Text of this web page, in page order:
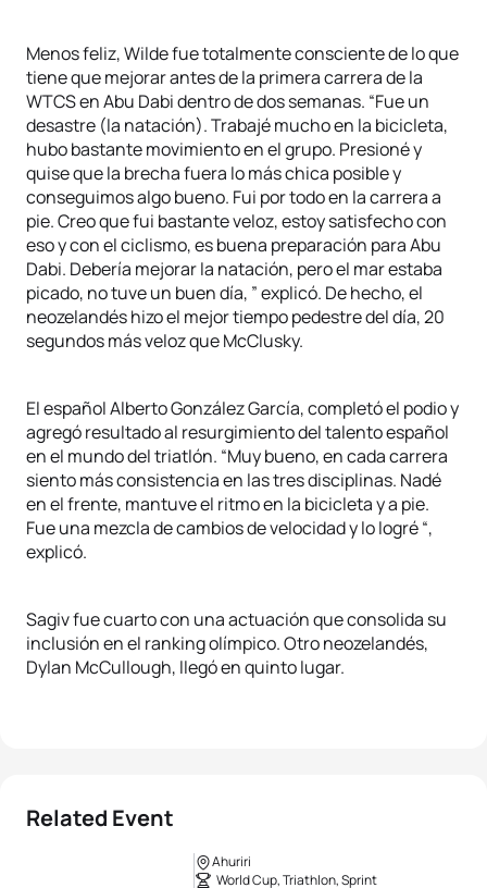
Menos feliz, Wilde fue totalmente consciente de lo que
tiene que mejorar antes de la primera carrera de la
WTCS en Abu Dabi dentro de dos semanas. “Fue un
desastre (la natación). Trabajé mucho en la bicicleta,
hubo bastante movimiento en el grupo. Presioné y
quise que la brecha fuera lo más chica posible y
conseguimos algo bueno. Fui por todo en la carrera a
pie. Creo que fui bastante veloz, estoy satisfecho con
eso y con el ciclismo, es buena preparación para Abu
Dabi. Debería mejorar la natación, pero el mar estaba
picado, no tuve un buen día, ” explicó. De hecho, el
neozelandés hizo el mejor tiempo pedestre del día, 20
segundos más veloz que McClusky.
El español Alberto González García, completó el podio y
agregó resultado al resurgimiento del talento español
en el mundo del triatlón. “Muy bueno, en cada carrera
siento más consistencia en las tres disciplinas. Nadé
en el frente, mantuve el ritmo en la bicicleta y a pie.
Fue una mezcla de cambios de velocidad y lo logré “,
explicó.
Sagiv fue cuarto con una actuación que consolida su
inclusión en el ranking olímpico. Otro neozelandés,
Dylan McCullough, llegó en quinto lugar.
Related Event
Ahuriri
World Cup, Triathlon, Sprint